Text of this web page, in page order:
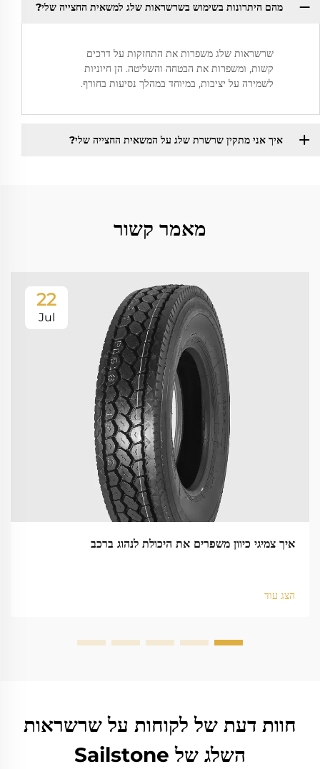
מהם היתרונות בשימוש בשרשראות שלג למשאית החצייה שלי?
שרשראות שלג משפרות את התחזקות על דרכים
קשות, ומשפרות את הבטחה והשליטה. הן חיוניות
לשמירה על יציבות, במיוחד במהלך נסיעות בחורף.
איך אני מתקין שרשרת שלג על המשאית החצייה שלי?
מאמר קשור
22
Jul
איך צמיגי כיוון משפרים את היכולת לנהוג ברכב
הצג עוד
חוות דעת של לקוחות על שרשראות
השלג של Sailstone